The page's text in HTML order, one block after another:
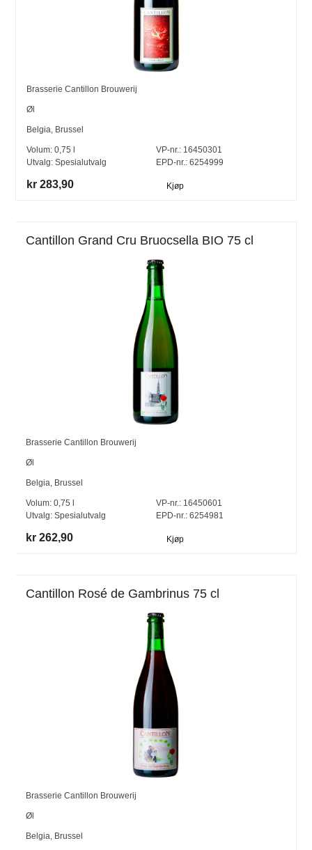
Brasserie Cantillon Brouwerij
Øl
Belgia, Brussel
Volum:0,75
Utvalg:Spesialutvalg
VP-nr.: 16450301
EPD-nr.: 6254999
kr 283,90 Kjøp
Cantillon Grand Cru Bruocsella BIO 75 cl
Brasserie Cantillon Brouwerij
Øl
Belgia, Brussel
Volum:0,75 l
Utvalg:Spesialutvalg
VP-nr.:16450601
EPD-nr.: 6254981
kr 262,90 Kjøp
Cantillon Rosé de Gambrinus 75 cl
Brasserie Cantillon Brouwerij
Øl
Belgia, Brussel